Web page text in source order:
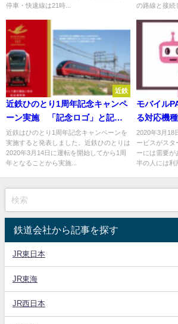
停車・快速線は21時...
の路線と接続
近鉄
近鉄ひのとり1周年記念キャンペ
ーン実施 「記念ロゴ」と記念
グッズ発売
近鉄はひのとり1周年記念キャンペーンを
実施すると発表しました。近鉄ひのとりは
2020年3月14日に運転を開始してから1周
年となることから実施...
モバイル
る対応機
はあるが
2020年3月18
ービスがスタ
ーには需要が
半の人には利
鉄道会社から記事を探す
JR東日本
JR東海
JR西日本